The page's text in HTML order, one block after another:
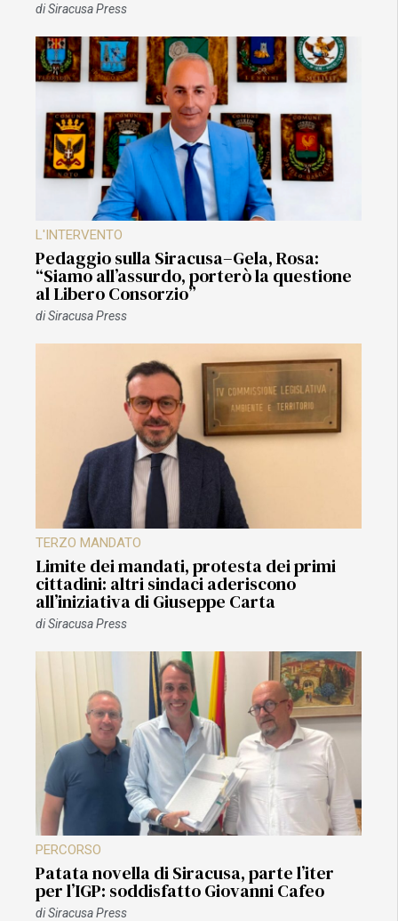
diSiracusa Press
L'INTERVENTO
Pedaggio sulla Siracusa–Gela, Rosa:
“Siamo all’assurdo, porterò la questione
al Libero Consorzio”
diSiracusa Press
TERZO MANDATO
Limite dei mandati, protesta dei primi
cittadini: altri sindaci aderiscono
all’iniziativa di Giuseppe Carta
diSiracusa Press
PERCORSO
Patata novella di Siracusa, parte l’iter
per l’IGP: soddisfatto Giovanni Cafeo
diSiracusa Press